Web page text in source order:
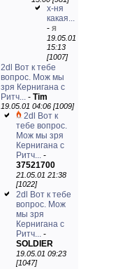
х-ня
какая...
- я
19.05.01
15:13
[1007]
2dl Вот к тебе
вопрос. Мож мы
зря Кернигана с
Ритч... - Tim
19.05.01 04:06 [1009]
2dl Вот к
тебе вопрос.
Мож мы зря
Кернигана с
Ритч... -
37521700
21.05.01 21:38
[1022]
2dl Вот к тебе
вопрос. Мож
мы зря
Кернигана с
Ритч... -
SOLDIER
19.05.01 09:23
[1047]